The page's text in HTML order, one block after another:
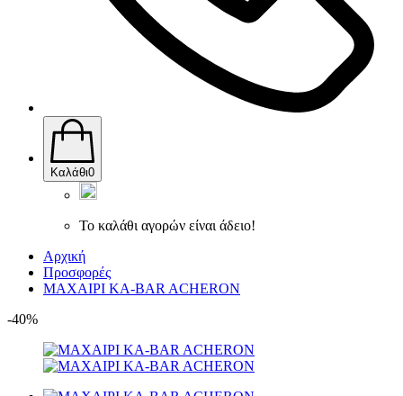
Καλάθι0
Το καλάθι αγορών είναι άδειο!
Αρχική
Προσφορές
ΜΑΧΑΙΡΙ KA-BAR ACHERON
-40%